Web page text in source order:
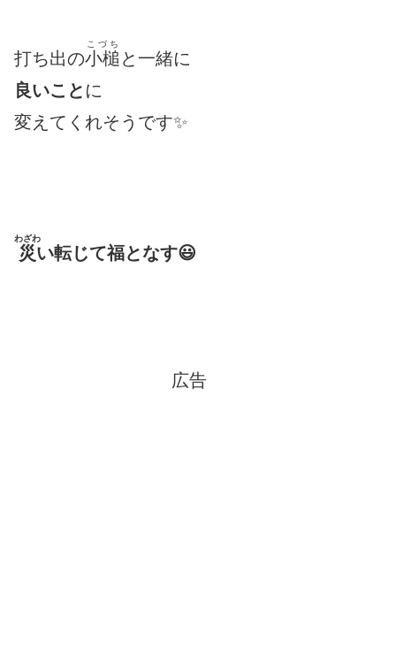
打ち出の小槌
こづち
と一緒に
良いこと に
変えてくれそうです✨
災
わざわ
い転じて福となす😃
広告